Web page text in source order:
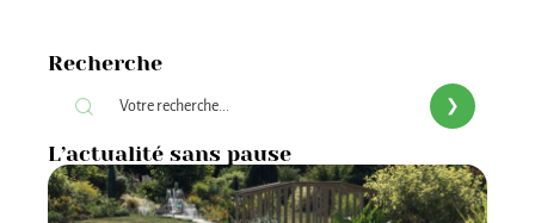
Recherche
L’actualité sans pause